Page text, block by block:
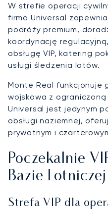
W strefie operacji
firma Universal
podróży premium,
koordynację
obsługę VIP, katering
usługi śledzenia lotów.
Monte Real funkcjonuje
wojskowa z
Universal jest jedynym
obsługi naziemnej,
prywatnym i
Poczekalnie
Bazie
Strefa VIP dla